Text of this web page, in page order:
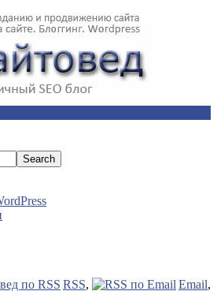
RSS, Email,